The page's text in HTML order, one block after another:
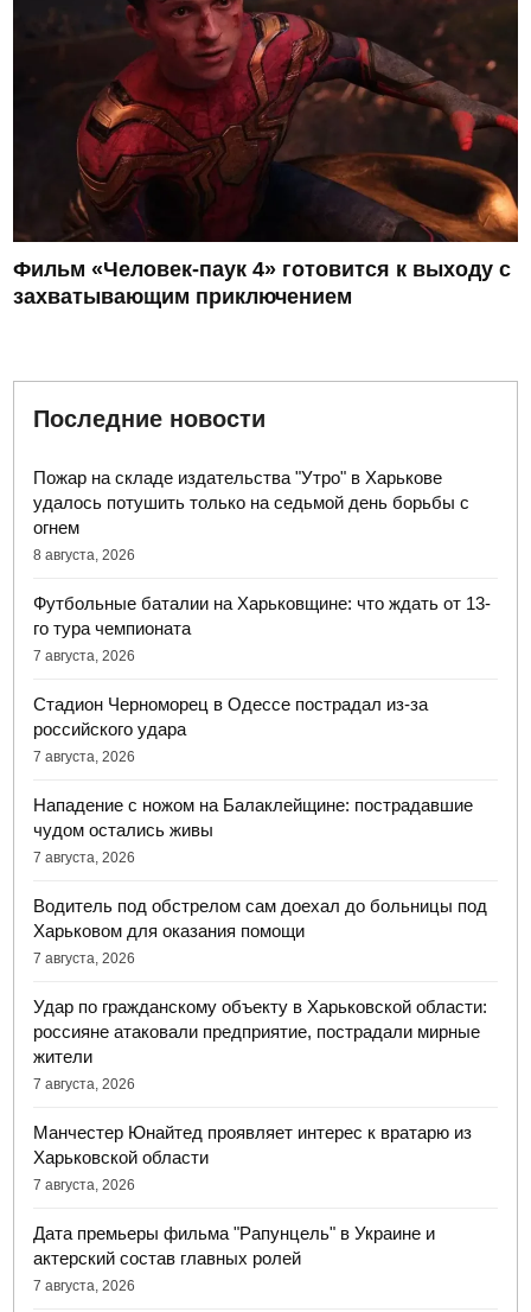
Фильм «Человек-паук 4» готовится к выходу с
захватывающим приключением
Последние новости
Пожар на складе издательства "Утро" в Харькове
удалось потушить только на седьмой день борьбы с
огнем
8 августа, 2026
Футбольные баталии на Харьковщине: что ждать от 13-
го тура чемпионата
7 августа, 2026
Стадион Черноморец в Одессе пострадал из-за
российского удара
7 августа, 2026
Нападение с ножом на Балаклейщине: пострадавшие
чудом остались живы
7 августа, 2026
Водитель под обстрелом сам доехал до больницы под
Харьковом для оказания помощи
7 августа, 2026
Удар по гражданскому объекту в Харьковской области:
россияне атаковали предприятие, пострадали мирные
жители
7 августа, 2026
Манчестер Юнайтед проявляет интерес к вратарю из
Харьковской области
7 августа, 2026
Дата премьеры фильма "Рапунцель" в Украине и
актерский состав главных ролей
7 августа, 2026